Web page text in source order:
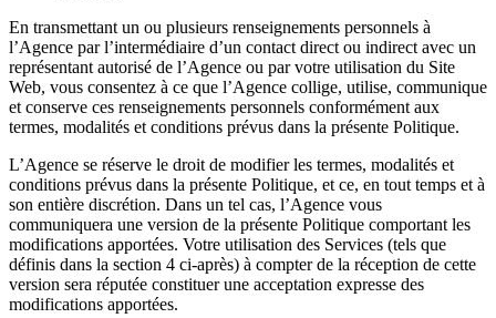
En transmettant un ou plusieurs renseignements personnels à
l’Agence par l’intermédiaire d’un contact direct ou indirect avec un
représentant autorisé de l’Agence ou par votre utilisation du Site
Web, vous consentez à ce que l’Agence collige, utilise, communique
et conserve ces renseignements personnels conformément aux
termes, modalités et conditions prévus dans la présente Politique.
L’Agence se réserve le droit de modifier les termes, modalités et
conditions prévus dans la présente Politique, et ce, en tout temps et à
son entière discrétion. Dans un tel cas, l’Agence vous
communiquera une version de la présente Politique comportant les
modifications apportées. Votre utilisation des Services (tels que
définis dans la section 4 ci-après) à compter de la réception de cette
version sera réputée constituer une acceptation expresse des
modifications apportées.